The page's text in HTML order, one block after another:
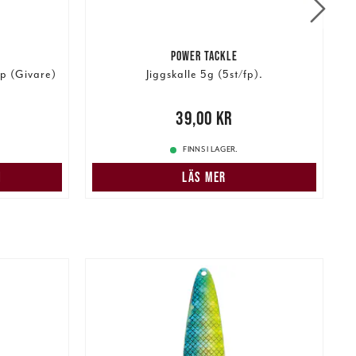
(Givare)
POWER TACKLE
Jiggskalle 5g (5st/fp).
39,00 kr39,00 kr
FINNS I LAGER.
LÄS MER